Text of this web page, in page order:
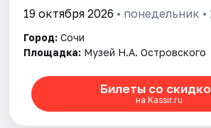
19 октября 2026 • понедельник •
Город: Сочи
Площадка: Музей Н.А. Островского
Билеты со
на Kassir.ru